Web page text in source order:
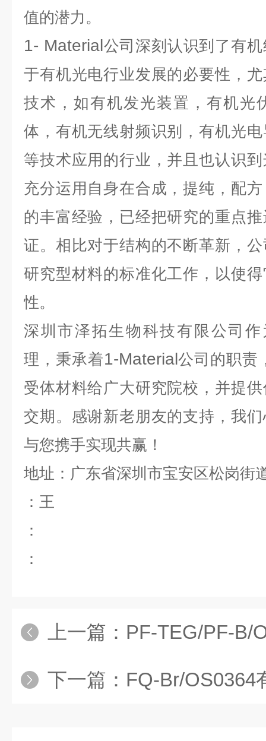
值的潜力。
1- Material公司深刻认识到了有
于有机光电行业发展的必要性，
技术，如有机发光装置，有机光
体，有机无线射频识别，有机光
等技术应用的行业，并且也认识
充分运用自身在合成，提纯，配
的丰富经验，已经把研究的重点
证。相比对于结构的不断革新，
研究型材料的标准化工作，以使
性。
深圳市泽拓生物科技有限公司作
理，秉承着1-Material公司的职责
受体材料给广大研究院校，并提
交期。感谢新老朋友的支持，我
与您携手实现共赢！
地址：广东省深圳市宝安区松岗街
：王
：
：
上一篇： PF-TEG/PF-B/OS0036有机光电材料 加
下一篇： FQ-Br/OS0364有机发光二极管